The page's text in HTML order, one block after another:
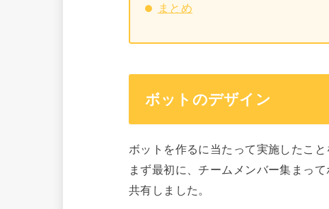
まとめ
ボットのデザイン
ボットを作るに当たって実施したこと
まず最初に、チームメンバー集まっ
共有しました。